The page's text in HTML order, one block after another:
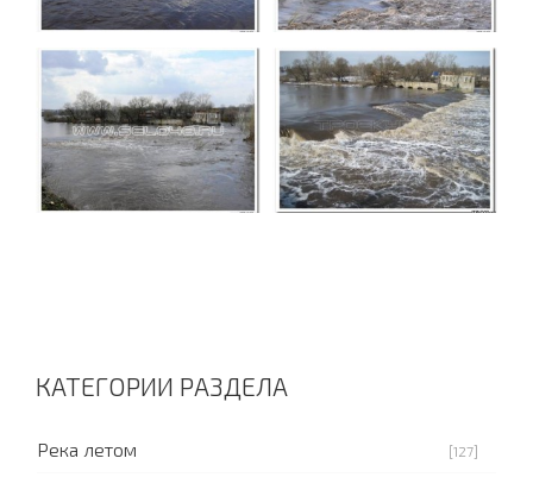
КАТЕГОРИИ РАЗДЕЛА
Река летом [127]